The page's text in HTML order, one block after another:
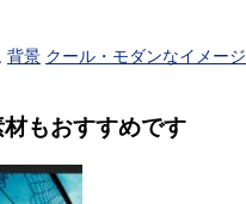
背景 クール・モダンなイメージ
もおすすめです